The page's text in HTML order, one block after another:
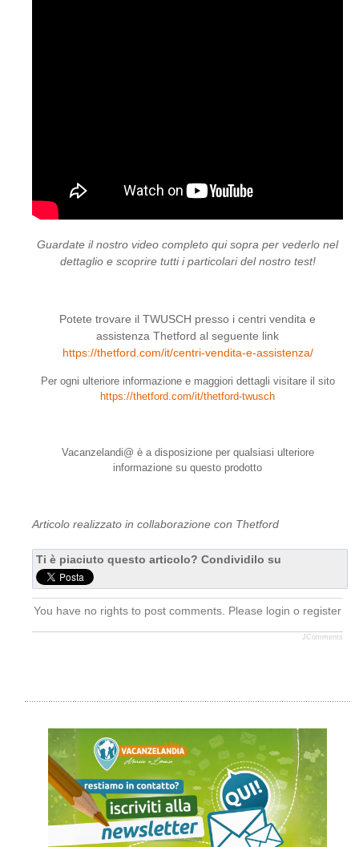
Guardate il nostro video completo qui sopra per vederlo nel
dettaglio e scoprire tutti i particolari del nostro test!
Potete trovare il TWUSCH presso i centri vendita e
assistenza Thetford al seguente link
https://thetford.com/it/centri-vendita-e-assistenza/
Per ogni ulteriore informazione e maggiori dettagli visitare il sito
https://thetford.com/it/thetford-twusch
Vacanzelandi@ è a disposizione per qualsiasi ulteriore
informazione su questo prodotto
Articolo realizzato in collaborazione con Thetford
Ti è piaciuto questo articolo? Condividilo su
You have no rights to post comments. Please login o register
JComments